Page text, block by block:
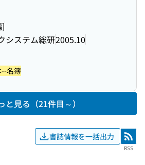
]
システム総研2005.10
名簿
と見る（21件目～）
書誌情報を一括出力 RSS
RSS